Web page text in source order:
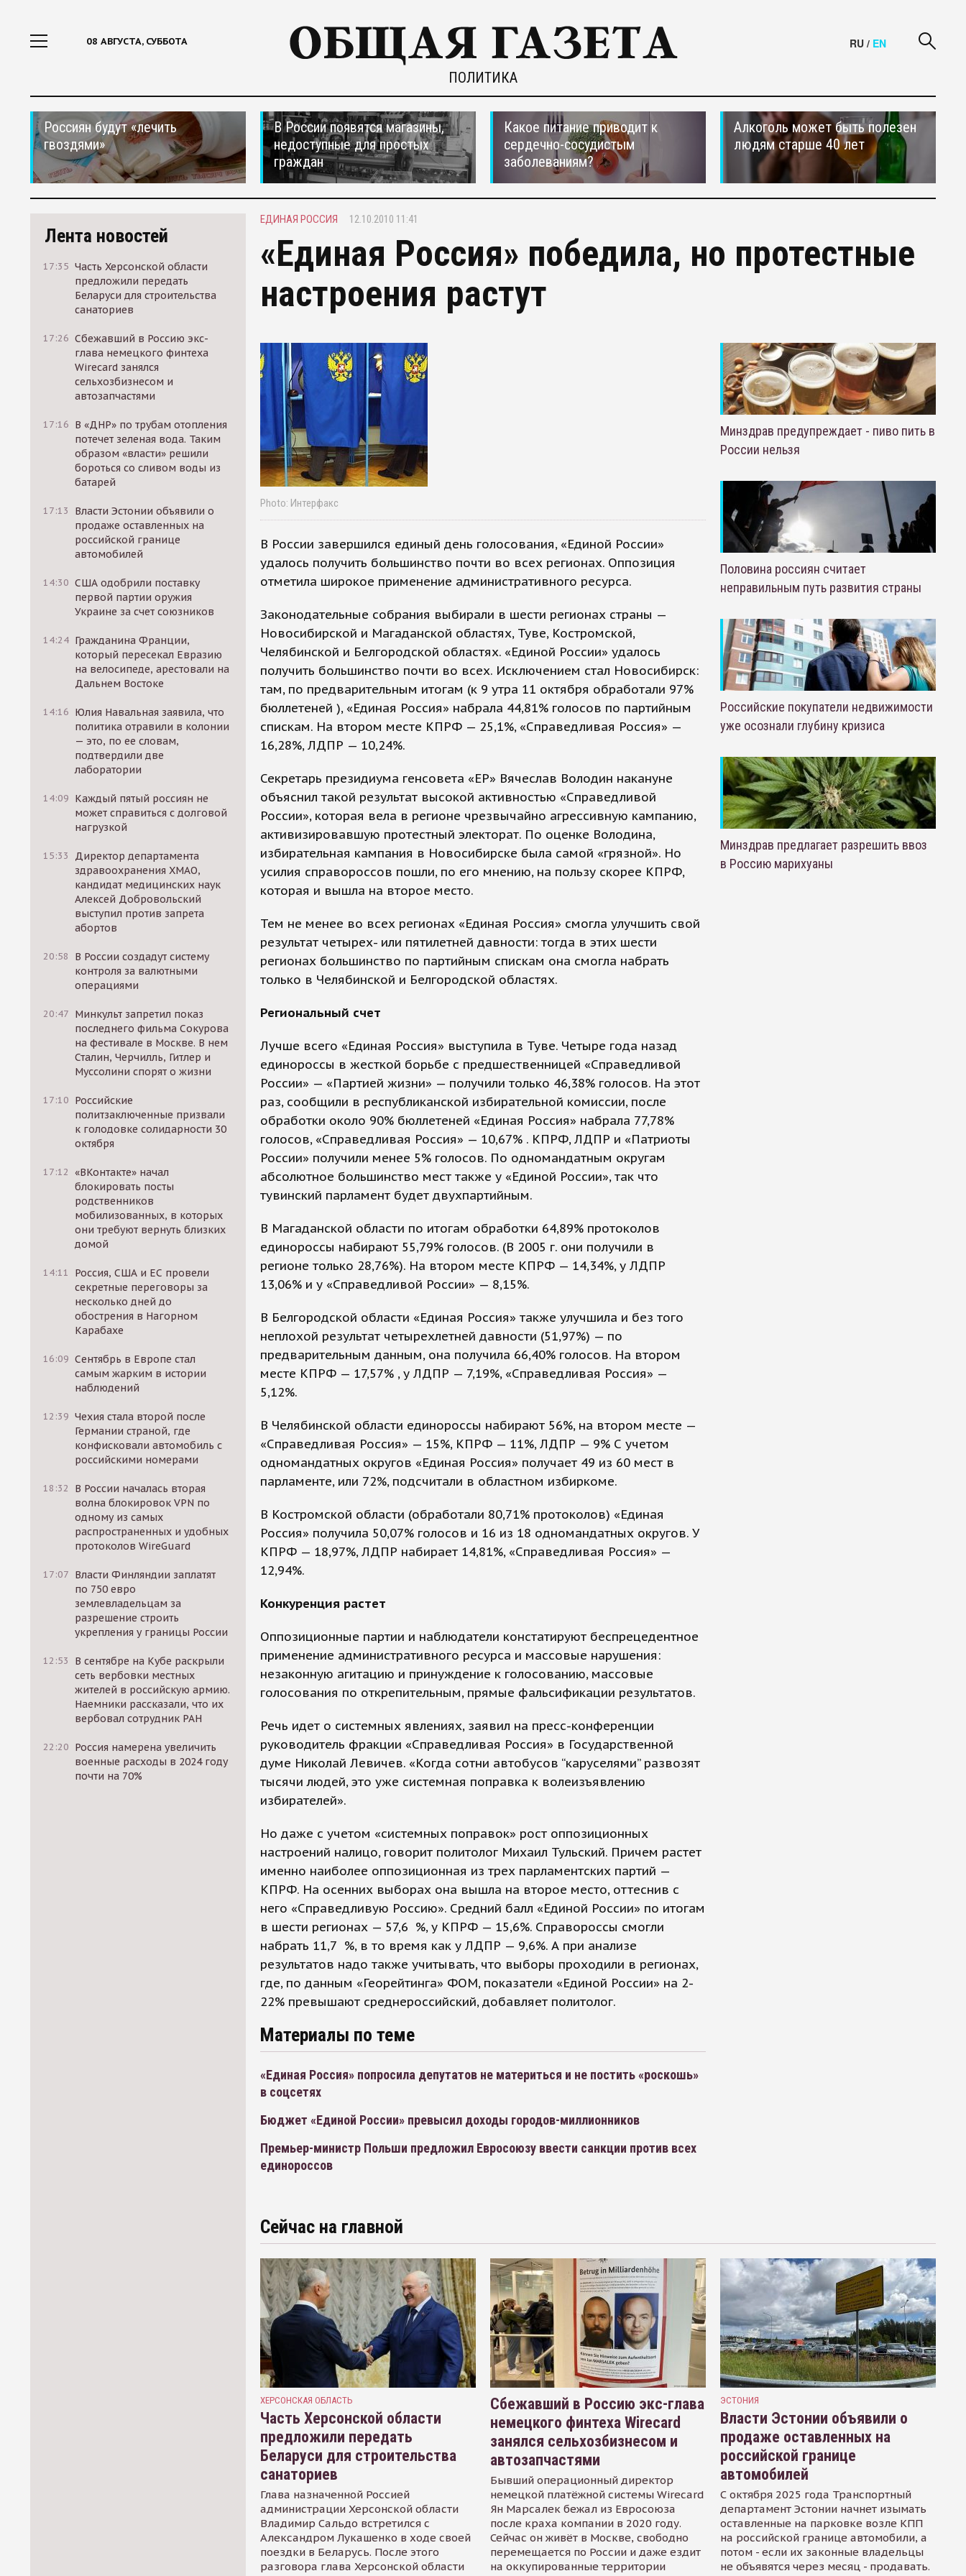
08 АВГУСТА, СУББОТА
ПОЛИТИКА
RU / EN
Россиян будут «лечить
гвоздями»
В России появятся магазины,
недоступные для простых
граждан
Какое питание приводит к
сердечно-сосудистым
заболеваниям?
Алкоголь может быть полезен
людям старше 40 лет
Лента новостей
17:35 Часть Херсонской области
предложили передать
Беларуси для строительства
санаториев
17:26 Сбежавший в Россию экс-
глава немецкого финтеха
Wirecard занялся
сельхозбизнесом и
автозапчастями
17:16 В «ДНР» по трубам отопления
потечет зеленая вода. Таким
образом «власти» решили
бороться со сливом воды из
батарей
17:13
Власти Эстонии объявили о
продаже оставленных на
российской границе
автомобилей
14:30 США одобрили поставку
первой партии оружия
Украине за счет союзников
14:24 Гражданина Франции,
который пересекал Евразию
на велосипеде, арестовали на
Дальнем Востоке
14:16 Юлия Навальная заявила, что
политика отравили в колонии
— это, по ее словам,
подтвердили две
лаборатории
14:09 Каждый пятый россиян не
может справиться с долговой
нагрузкой
15:33
Директор департамента
здравоохранения ХМАО,
кандидат медицинских наук
Алексей Добровольский
выступил против запрета
абортов
20:58
В России создадут систему
контроля за валютными
операциями
20:47 Минкульт запретил показ
последнего фильма Сокурова
на фестивале в Москве. В нем
Сталин, Черчилль, Гитлер и
Муссолини спорят о жизни
17:10 Российские
политзаключенные призвали
к голодовке солидарности 30
октября
17:12 «ВКонтакте» начал
блокировать посты
родственников
мобилизованных, в которых
они требуют вернуть близких
домой
14:11
Россия, США и ЕС провели
секретные переговоры за
несколько дней до
обострения в Нагорном
Карабахе
16:09 Сентябрь в Европе стал
самым жарким в истории
наблюдений
12:39 Чехия стала второй после
Германии страной, где
конфисковали автомобиль с
российскими номерами
18:32
В России началась вторая
волна блокировок VPN по
одному из самых
распространенных и удобных
протоколов WireGuard
17:07 Власти Финляндии заплатят
по 750 евро
землевладельцам за
разрешение строить
укрепления у границы России
12:53
В сентябре на Кубе раскрыли
сеть вербовки местных
жителей в российскую армию.
Наемники рассказали, что их
вербовал сотрудник РАН
22:20 Россия намерена увеличить
военные расходы в 2024 году
почти на 70%
ЕДИНАЯ РОССИЯ 12.10.2010 11:41
«Единая Россия» победила, но протестные
настроения растут
Photo: Интерфакс
В России завершился единый день голосования, «Единой России»
удалось получить большинство почти во всех регионах. Оппозиция
отметила широкое применение административного ресурса.
Законодательные собрания выбирали в шести регионах страны —
Новосибирской и Магаданской областях, Туве, Костромской,
Челябинской и Белгородской областях. «Единой России» удалось
получить большинство почти во всех. Исключением стал Новосибирск:
там, по предварительным итогам (к 9 утра 11 октября обработали 97%
бюллетеней ), «Единая Россия» набрала 44,81% голосов по партийным
спискам. На втором месте КПРФ — 25,1%, «Справедливая Россия» —
16,28%, ЛДПР — 10,24%.
Секретарь президиума генсовета «ЕР» Вячеслав Володин накануне
объяснил такой результат высокой активностью «Справедливой
России», которая вела в регионе чрезвычайно агрессивную кампанию,
активизировавшую протестный электорат. По оценке Володина,
избирательная кампания в Новосибирске была самой «грязной». Но
усилия справороссов пошли, по его мнению, на пользу скорее КПРФ,
которая и вышла на второе место.
Тем не менее во всех регионах «Единая Россия» смогла улучшить свой
результат четырех- или пятилетней давности: тогда в этих шести
регионах большинство по партийным спискам она смогла набрать
только в Челябинской и Белгородской областях.
Региональный счет
Лучше всего «Единая Россия» выступила в Туве. Четыре года назад
единороссы в жесткой борьбе с предшественницей «Справедливой
России» — «Партией жизни» — получили только 46,38% голосов. На этот
раз, сообщили в республиканской избирательной комиссии, после
обработки около 90% бюллетеней «Единая Россия» набрала 77,78%
голосов, «Справедливая Россия» — 10,67% . КПРФ, ЛДПР и «Патриоты
России» получили менее 5% голосов. По одномандатным округам
абсолютное большинство мест также у «Единой России», так что
тувинский парламент будет двухпартийным.
В Магаданской области по итогам обработки 64,89% протоколов
единороссы набирают 55,79% голосов. (В 2005 г. они получили в
регионе только 28,76%). На втором месте КПРФ — 14,34%, у ЛДПР
13,06% и у «Справедливой России» — 8,15%.
В Белгородской области «Единая Россия» также улучшила и без того
неплохой результат четырехлетней давности (51,97%) — по
предварительным данным, она получила 66,40% голосов. На втором
месте КПРФ — 17,57% , у ЛДПР — 7,19%, «Справедливая Россия» —
5,12%.
В Челябинской области единороссы набирают 56%, на втором месте —
«Справедливая Россия» — 15%, КПРФ — 11%, ЛДПР — 9% С учетом
одномандатных округов «Единая Россия» получает 49 из 60 мест в
парламенте, или 72%, подсчитали в областном избиркоме.
В Костромской области (обработали 80,71% протоколов) «Единая
Россия» получила 50,07% голосов и 16 из 18 одномандатных округов. У
КПРФ — 18,97%, ЛДПР набирает 14,81%, «Справедливая Россия» —
12,94%.
Конкуренция растет
Оппозиционные партии и наблюдатели констатируют беспрецедентное
применение административного ресурса и массовые нарушения:
незаконную агитацию и принуждение к голосованию, массовые
голосования по открепительным, прямые фальсификации результатов.
Речь идет о системных явлениях, заявил на пресс-конференции
руководитель фракции «Справедливая Россия» в Государственной
думе Николай Левичев. «Когда сотни автобусов “каруселями” развозят
тысячи людей, это уже системная поправка к волеизъявлению
избирателей».
Но даже с учетом «системных поправок» рост оппозиционных
настроений налицо, говорит политолог Михаил Тульский. Причем растет
именно наиболее оппозиционная из трех парламентских партий —
КПРФ. На осенних выборах она вышла на второе место, оттеснив с
него «Справедливую Россию». Средний балл «Единой России» по итогам
в шести регионах — 57,6 %, у КПРФ — 15,6%. Справороссы смогли
набрать 11,7 %, в то время как у ЛДПР — 9,6%. А при анализе
результатов надо также учитывать, что выборы проходили в регионах,
где, по данным «Георейтинга» ФОМ, показатели «Единой России» на 2-
22% превышают среднероссийский, добавляет политолог.
Материалы по теме
«Единая Россия» попросила депутатов не материться и не постить «роскошь»
в соцсетях
Бюджет «Единой России» превысил доходы городов-миллионников
Премьер-министр Польши предложил Евросоюзу ввести санкции против всех
единороссов
Минздрав предупреждает - пиво пить в
России нельзя
Половина россиян считает
неправильным путь развития страны
Российские покупатели недвижимости
уже осознали глубину кризиса
Минздрав предлагает разрешить ввоз
в Россию марихуаны
Сейчас на главной
ХЕРСОНСКАЯ ОБЛАСТЬ
Часть Херсонской области
предложили передать
Беларуси для строительства
санаториев
Глава назначенной Россией
администрации Херсонской области
Владимир Сальдо встретился с
Александром Лукашенко в ходе своей
поездки в Беларусь. После этого
разговора глава Херсонской области
Сбежавший в Россию экс-глава
немецкого финтеха Wirecard
занялся сельхозбизнесом и
автозапчастями
Бывший операционный директор
немецкой платёжной системы Wirecard
Ян Марсалек бежал из Евросоюза
после краха компании в 2020 году.
Сейчас он живёт в Москве, свободно
перемещается по России и даже ездит
на оккупированные территории
ЭСТОНИЯ
Власти Эстонии объявили о
продаже оставленных на
российской границе
автомобилей
С октября 2025 года Транспортный
департамент Эстонии начнет изымать
оставленные на парковке возле КПП
на российской границе автомобили, а
потом - если их законные владельцы
не объявятся через месяц - продавать.